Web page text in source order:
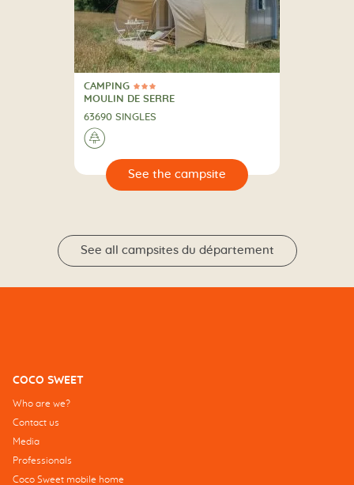
3 Stars
CAMPING
CAMPING
MOULIN DE SERRE
63690 SINGLES
🌲
See all campsites du département
COCO SWEET
Who are we?
Contact us
Media
Professionals
Coco Sweet mobile home